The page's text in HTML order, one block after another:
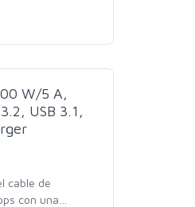
W/5 A,
USB 3.1,
cable de
con una